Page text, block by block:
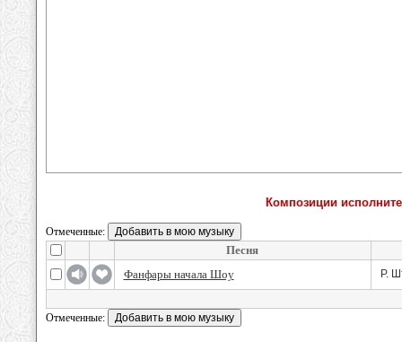
Композиции
Отмеченные:
Песня
Фанфары начала Шоу
Р.
Отмеченные: